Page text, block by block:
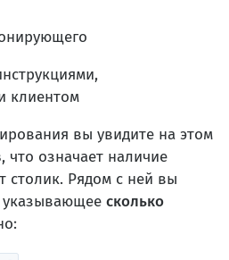
клиентом
вы увидите на этом
, что означает наличие
столик. Рядом с ней вы
указывающее сколько